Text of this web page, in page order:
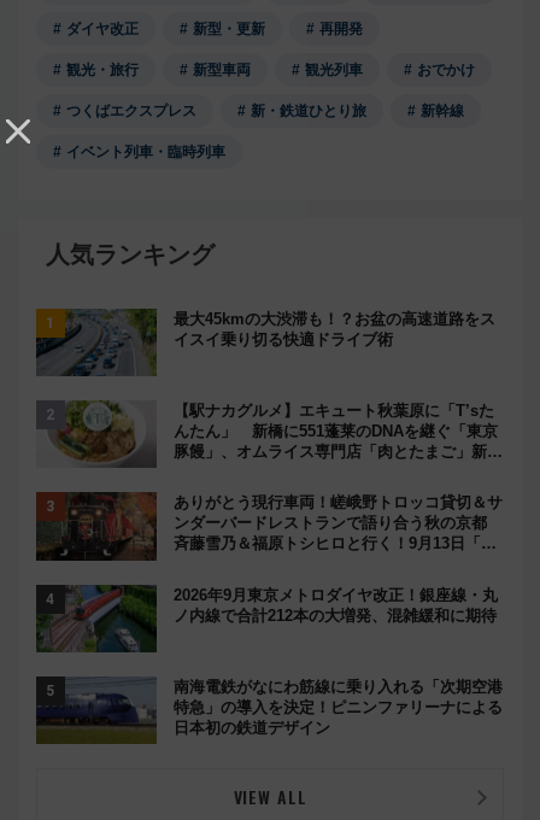
ダイヤ改正 新型・更新 再開発
観光・旅行 新型車両 観光列車 おでかけ
つくばエクスプレス 新・鉄道ひとり旅 新幹線
イベント列車・臨時列車
人気ランキング
最大45kmの大渋滞も！？お盆の高速道路をス
イスイ乗り切る快適ドライブ術
【駅ナカグルメ】エキュート秋葉原に「T’sた
んたん」 新橋に551蓬莱のDNAを継ぐ「東京
豚饅」、オムライス専門店「肉とたまご」新グ
ありがとう現行車両！嵯峨野トロッコ貸切＆サ
ンダーバードレストランで語り合う秋の京都
斉藤雪乃＆福原トシヒロと行く！9月13日「京
2026年9月東京メトロダイヤ改正！銀座線・丸
ノ内線で合計212本の大増発、混雑緩和に期待
南海電鉄がなにわ筋線に乗り入れる「次期空港
特急」の導入を決定！ピニンファリーナによる
日本初の鉄道デザイン
VIEW ALL